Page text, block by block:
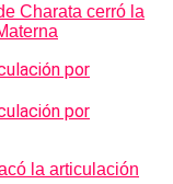
Charata cerró la
la articulación